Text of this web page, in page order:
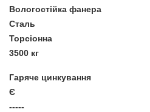
Вологостійка фанера
Сталь
Торсіонна
3500 кг
Гаряче цинкування
Є
-----